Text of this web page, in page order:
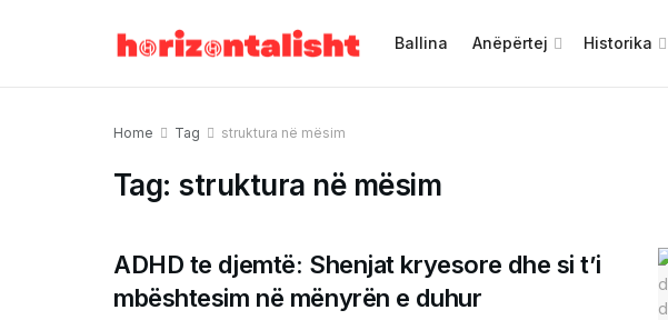
Ballina Anëpërtej Historika
Home Tag struktura në mësim
Tag: struktura në mësim
ADHD te djemtë: Shenjat kryesore dhe si t’i
mbështesim në mënyrën e duhur